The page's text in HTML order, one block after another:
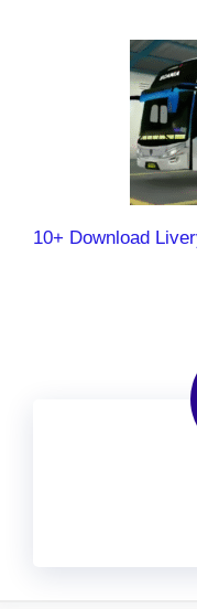
10+ Download